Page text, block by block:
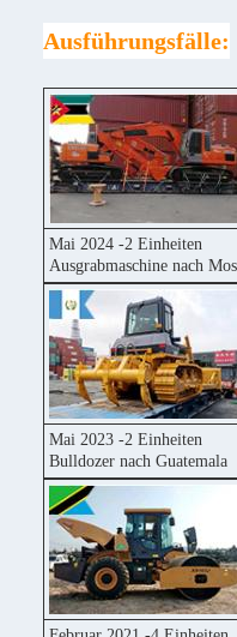
Ausführungsfälle:
Mai 2024 -2 Einheiten
Ausgrabmaschine nach
Mai 2023 -2 Einheiten
Bulldozer nach Guatemala